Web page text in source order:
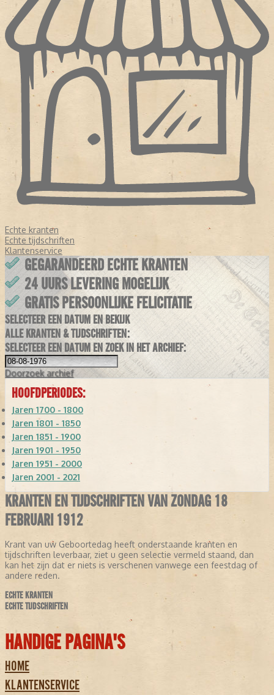
Echte kranten
Echte tijdschriften
Klantenservice
GEGARANDEERD ECHTE KRANTEN
24 UURS LEVERING MOGELIJK
GRATIS PERSOONLIJKE FELICITATIE
SELECTEER EEN DATUM EN BEKIJK
ALLE KRANTEN & TIJDSCHRIFTEN:
SELECTEER EEN DATUM EN ZOEK IN HET ARCHIEF:
Doorzoek archief
HOOFDPERIODES:
Jaren 1700 - 1800
Jaren 1801 - 1850
Jaren 1851 - 1900
Jaren 1901 - 1950
Jaren 1951 - 2000
Jaren 2001 - 2021
KRANTEN EN TIJDSCHRIFTEN VAN ZONDAG 18
FEBRUARI 1912
Krant van uw Geboortedag heeft onderstaande kranten en
tijdschriften leverbaar, ziet u geen selectie vermeld staand, dan
kan het zijn dat er niets is verschenen vanwege een feestdag of
andere reden.
ECHTE KRANTEN
ECHTE TIJDSCHRIFTEN
HANDIGE PAGINA'S
HOME
KLANTENSERVICE